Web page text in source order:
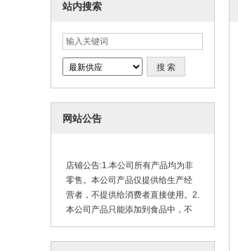
站内搜索
网站公告
店铺公告:1.本公司所有产品均为非
零售。本公司产品仅提供给生产经
营者，不提供给消费者直接使用。2.
本公司产品只能添加到食品中，不